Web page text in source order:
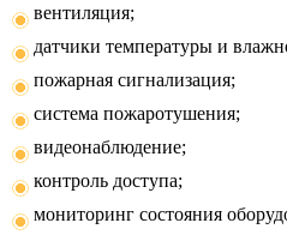
вентиляция;
датчики температуры и
пожарная сигнализация;
система пожаротушения;
видеонаблюдение;
контроль доступа;
мониторинг состояния